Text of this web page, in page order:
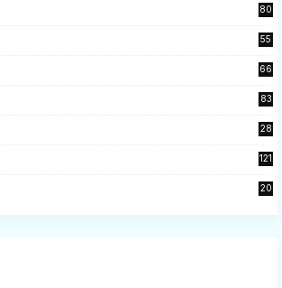
80
55
66
83
28
121
20